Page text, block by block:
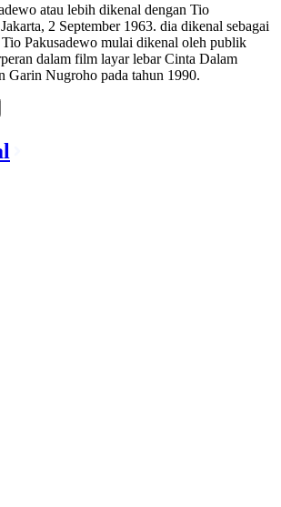
atau lebih dikenal dengan Tio
2 September 1963. dia dikenal sebagai
Pakusadewo mulai dikenal oleh publik
dalam film layar lebar Cinta Dalam
Garin Nugroho pada tahun 1990.